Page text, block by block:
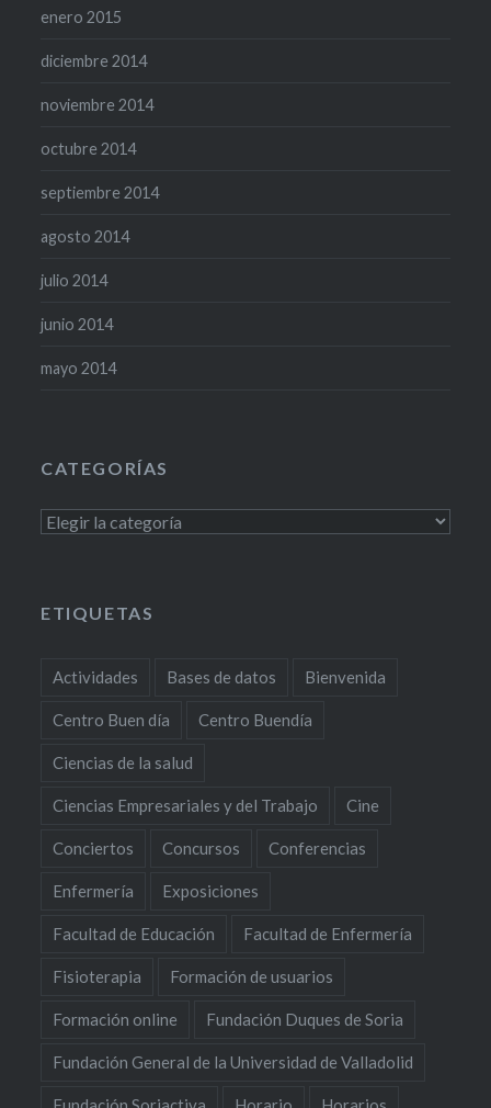
enero 2015
diciembre 2014
noviembre 2014
octubre 2014
septiembre 2014
agosto 2014
julio 2014
junio 2014
mayo 2014
CATEGORÍAS
Categorías
ETIQUETAS
Actividades Bases de datos Bienvenida
Centro Buen día Centro Buendía
Ciencias de la salud
Ciencias Empresariales y del Trabajo Cine
Conciertos Concursos Conferencias
Enfermería Exposiciones
Facultad de Educación Facultad de Enfermería
Fisioterapia Formación de usuarios
Formación online Fundación Duques de Soria
Fundación General de la Universidad de Valladolid